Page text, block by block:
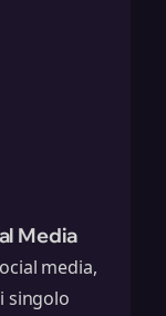
Media
media,
singolo